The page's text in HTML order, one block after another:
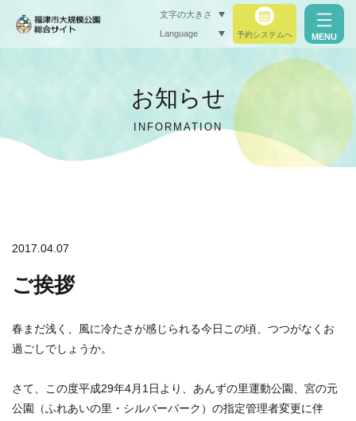
文字の大きさ
Language 予約システムへ MENU
お知らせ
INFORMATION
2017.04.07
ご挨拶
春まだ浅く、風に冷たさが感じられる今日この頃、つつがなくお
過ごしでしょうか。
さて、この度平成29年4月1日より、あんずの里運動公園、宮の元
公園（ふれあいの里・シルバーパーク）の指定管理者変更に伴